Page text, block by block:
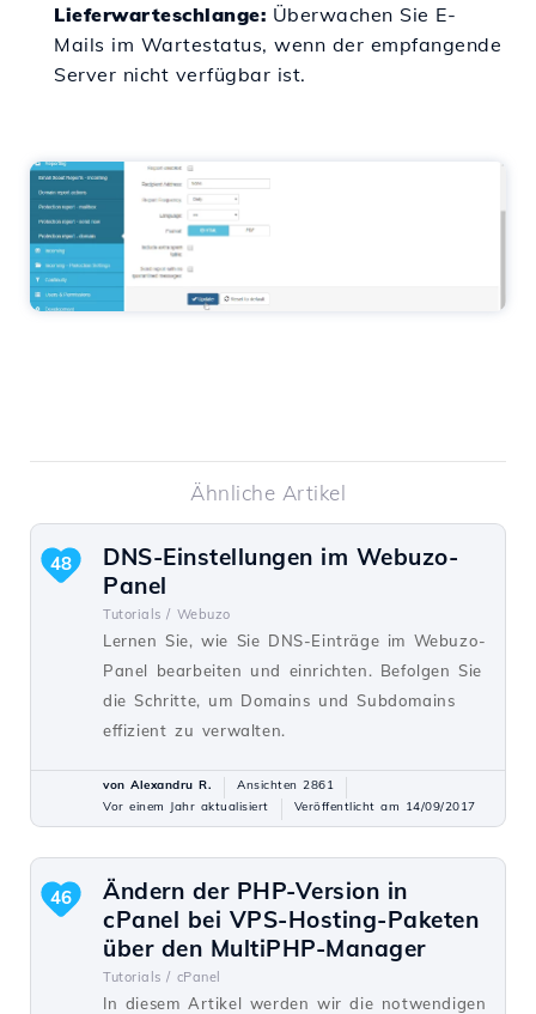
Lieferwarteschlange: Überwachen Sie E-
Mails im Wartestatus, wenn der empfangende
Server nicht verfügbar ist.
Ähnliche Artikel
DNS-Einstellungen im Webuzo-
Panel
Tutorials / Webuzo
Lernen Sie, wie Sie DNS-Einträge im Webuzo-
Panel bearbeiten und einrichten. Befolgen Sie
die Schritte, um Domains und Subdomains
effizient zu verwalten.
48
von Alexandru R.
Ansichten 2861
Vor einem Jahr aktualisiert
Veröffentlicht am 14/09/2017
Ändern der PHP-Version in
cPanel bei VPS-Hosting-Paketen
über den MultiPHP-Manager
Tutorials / cPanel
In diesem Artikel werden wir die notwendigen
46